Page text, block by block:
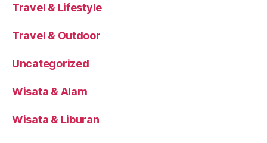
Travel & Lifestyle
Travel & Outdoor
Uncategorized
Wisata & Alam
Wisata & Liburan